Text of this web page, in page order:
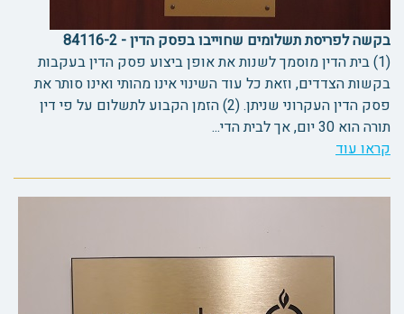
בקשה לפריסת תשלומים שחוייבו בפסק הדין - 84116-2
(1) בית הדין מוסמך לשנות את אופן ביצוע פסק הדין בעקבות
בקשות הצדדים, וזאת כל עוד השינוי אינו מהותי ואינו סותר את
פסק הדין העקרוני שניתן. (2) הזמן הקבוע לתשלום על פי דין
תורה הוא 30 יום, אך לבית הדי...
קראו עוד